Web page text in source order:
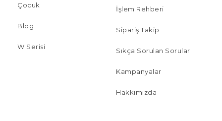
Çocuk
Blog
W Serisi
İşlem Rehberi
Sipariş Takip
Sıkça Sorulan Sorular
Kampanyalar
Hakkımızda